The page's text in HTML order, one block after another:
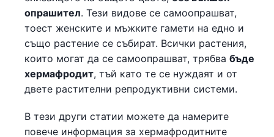
опрашител. Тези видове се самоопрашват,
тоест женските и мъжките гамети на едно и
също растение се събират. Всички растения,
които могат да се самоопрашват, трябва бъде
хермафродит, тъй като те се нуждаят и от
двете растителни репродуктивни системи.
В тези други статии можете да намерите
повече информация за хермафродитните